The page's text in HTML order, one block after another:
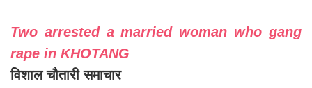
Two arrested a married woman who gang
rape in KHOTANG
विशाल चौतारी समाचार